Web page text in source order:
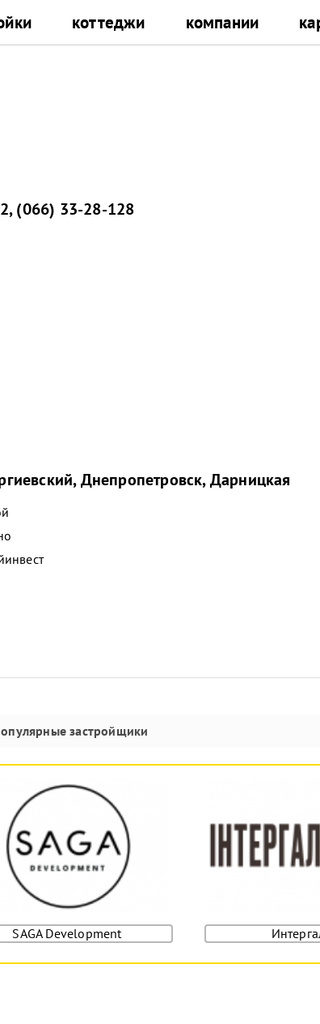
коттеджи компании
,(066) 33-28-128
Днепропетровск, Дарницкая
застройщики
SAGA Development